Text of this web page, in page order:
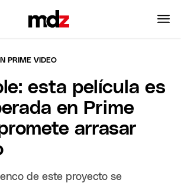
PRIME VIDEO
esta película es
en Prime
arrasar
de este proyecto se